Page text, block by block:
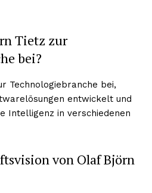
Tietz zur
bei?
Technologiebranche bei,
entwickelt und
Intelligenz in verschiedenen
von Olaf Björn